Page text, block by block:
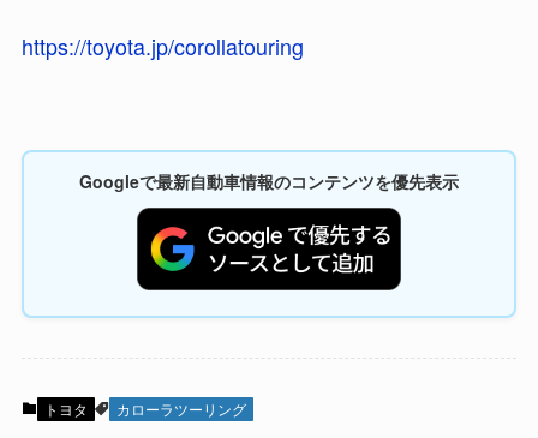
https://toyota.jp/corollatouring
Googleで最新自動車情報のコンテンツを優先表示
トヨタ カローラツーリング